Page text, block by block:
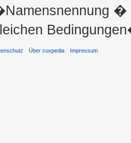
�
Über cuxpedia Impressum